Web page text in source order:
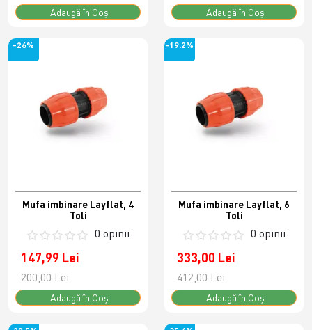
Adaugă în Coş Adaugă în Coş
-26%
Mufa imbinare Layflat, 4
Toli
0 opinii
147,99 Lei
200,00 Lei
Adaugă în Coş
-19.2%
Mufa imbinare Layflat, 6
Toli
0 opinii
333,00 Lei
412,00 Lei
Adaugă în Coş